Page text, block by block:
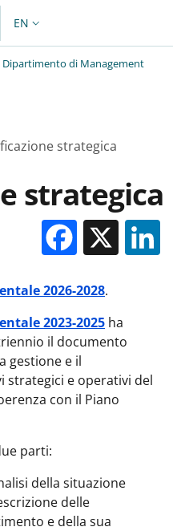
LANGUAGE SWITCHER:
EN
Dipartimento di Management
strategica
strategica
X
2026-2028.
2023-2025 ha
il documento
gestione e il
strategici e operativi del
con il Piano
parti:
della situazione
delle
e della sua